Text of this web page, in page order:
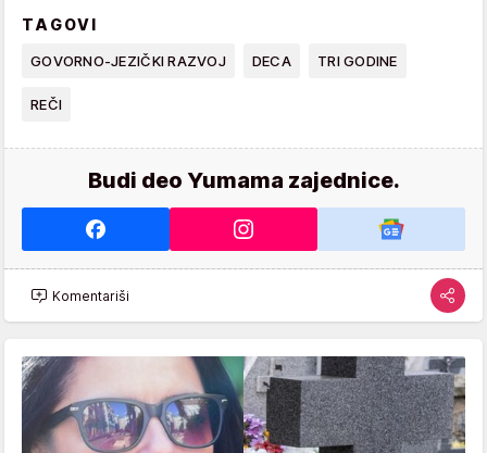
TAGOVI
GOVORNO-JEZIČKI RAZVOJ DECA TRI GODINE
REČI
Budi deo Yumama zajednice.
Komentariši